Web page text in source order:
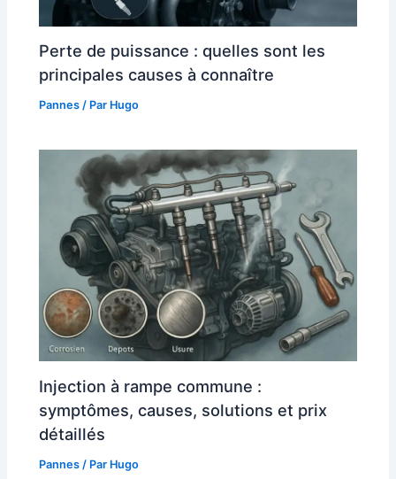
Perte de puissance : quelles sont les
principales causes à connaître
Pannes / Par Hugo
Injection à rampe commune :
symptômes, causes, solutions et prix
détaillés
Pannes / Par Hugo